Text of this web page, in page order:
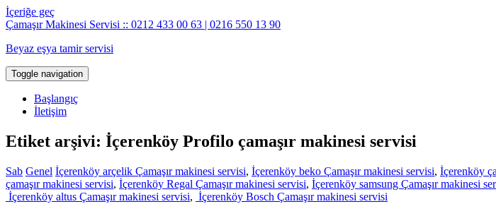
İçeriğe geç
Çamaşır Makinesi Servisi :: 0212 433 00 63 | 0216 550 13 90
Beyaz eşya tamir servisi
Toggle navigation
Başlangıç
İletişim
Etiket arşivi: İçerenköy Profilo çamaşır makinesi servisi
Sab Genel İçerenköy arçelik Çamaşır makinesi servisi, İçerenköy beko Çamaşır makinesi servisi, İçerenköy
çamaşır makinesi servisi, İçerenköy Regal Çamaşır makinesi servisi, İçerenköy samsung Çamaşır makinesi
İçerenköy altus Çamaşır makinesi servisi, İçerenköy Bosch Çamaşır makinesi servisi